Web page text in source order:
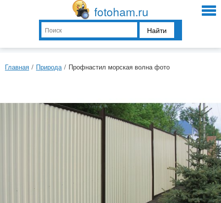
fotoham.ru
Найти
Главная / Природа / Профнастил морская волна фото